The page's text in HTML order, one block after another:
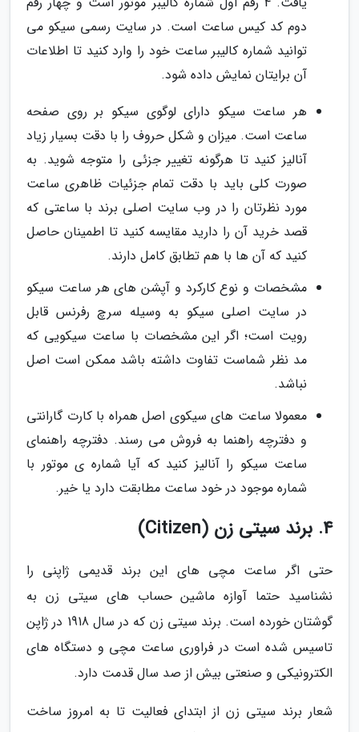
دوم کد کیس ساعت است. در سایت رسمی سیکو می
توانید شماره کالیبر ساعت خود را وارد کنید تا اطلاعات
آن برایتان نمایش داده شود.
هر ساعت سیکو دارای لوگوی سیکو بر روی صفحه
ساعت است. میزان و شکل حروف را با دقت بسیار زیاد
آنالیز کنید تا هرگونه تغییر جزئی را متوجه شوید. به
صورت کلی باید با دقت تمام جزئیات ظاهری ساعت
مورد نظرتان را در وب سایت اصلی برند با ساعتی که
قصد خرید آن را دارید مقایسه کنید تا اطمینان حاصل
کنید که آن ها با هم تطابق کامل دارند.
مشخصات و نوع کارکرد و آپشن های هر ساعت سیکو
در سایت اصلی سیکو به وسیله سرچ رفرنس قابل
رویت است؛ اگر این مشخصات با ساعت سیکویی که
مد نظر شماست تفاوت داشته باشد ممکن است اصل
نباشد.
معمولا ساعت های سیکوی اصل همراه با کارت گارانتی
و دفترچه راهنما به فروش می رسند. دفترچه راهنمای
ساعت سیکو را آنالیز کنید که آیا شماره ی موتور با
شماره موجود در خود ساعت مطابقت دارد یا خیر.
4. برند سیتی زن (Citizen)
حتی اگر ساعت مچی های این برند قدیمی ژاپنی را
نشناسید حتما آوازه ماشین حساب های سیتی زن به
گوشتان خورده است. برند سیتی زن که در سال 1918 در ژاپن
تاسیس شده است در فراوری ساعت مچی و دستگاه های
الکترونیکی و صنعتی بیش از صد سال قدمت دارد.
شعار برند سیتی زن از ابتدای فعالیت تا به امروز ساخت